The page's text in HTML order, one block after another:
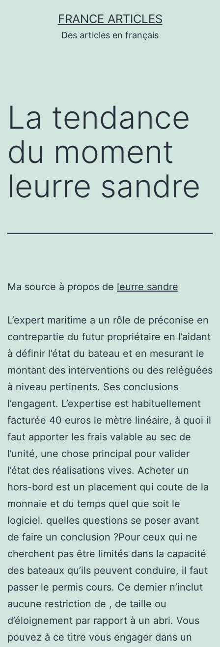
FRANCE ARTICLES
Des articles en français
La tendance
du moment
leurre sandre
Ma source à propos de leurre sandre
L’expert maritime a un rôle de préconise en
contrepartie du futur propriétaire en l’aidant
à définir l’état du bateau et en mesurant le
montant des interventions ou des reléguées
à niveau pertinents. Ses conclusions
l’engagent. L’expertise est habituellement
facturée 40 euros le mètre linéaire, à quoi il
faut apporter les frais valable au sec de
l’unité, une chose principal pour valider
l’état des réalisations vives. Acheter un
hors-bord est un placement qui coute de la
monnaie et du temps quel que soit le
logiciel. quelles questions se poser avant
de faire un conclusion ?Pour ceux qui ne
cherchent pas être limités dans la capacité
des bateaux qu’ils peuvent conduire, il faut
passer le permis cours. Ce dernier n’inclut
aucune restriction de , de taille ou
d’éloignement par rapport à un abri. Vous
pouvez à ce titre vous engager dans un